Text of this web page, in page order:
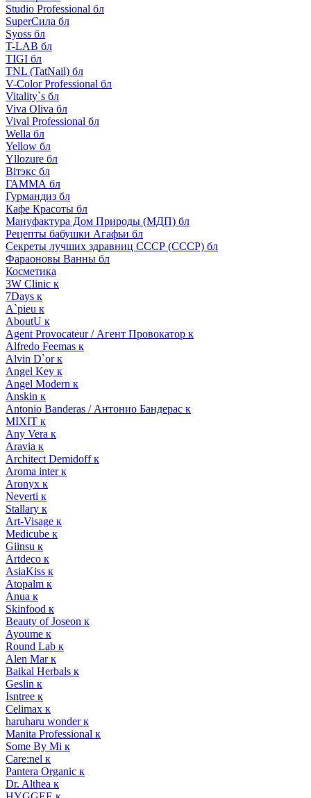
Studio Professional бл
SuperСила бл
Syoss бл
T-LAB бл
TIGI бл
TNL (TatNail) бл
V-Color Professional бл
Vitality`s бл
Viva Oliva бл
Vival Professional бл
Wella бл
Yellow бл
Yllozure бл
Вiтэкс бл
ГАММА бл
Гурмандиз бл
Кафе Красоты бл
Мануфактура Дом Природы (МДП) бл
Рецепты бабушки Агафьи бл
Секреты лучших здравниц СССР (СССР) бл
Фараоновы Ванны бл
Косметика
3W Clinic к
7Days к
A`pieu к
AboutU к
Agent Provocateur / Агент Провокатор к
Alfredo Feemas к
Alvin D`or к
Angel Key к
Angel Modern к
Anskin к
Antonio Banderas / Антонио Бандерас к
MIXIT к
Any Vera к
Aravia к
Architect Demidoff к
Aroma inter к
Aronyx к
Neverti к
Stallary к
Art-Visage к
Medicube к
Giinsu к
Artdeco к
AsiaKiss к
Atopalm к
Anua к
Skinfood к
Beauty of Joseon к
Ayoume к
Round Lab к
Alen Mar к
Baikal Herbals к
Geslin к
Isntree к
Celimax к
haruharu wonder к
Manita Professional к
Some By Mi к
Care:nel к
Pantera Organic к
Dr. Althea к